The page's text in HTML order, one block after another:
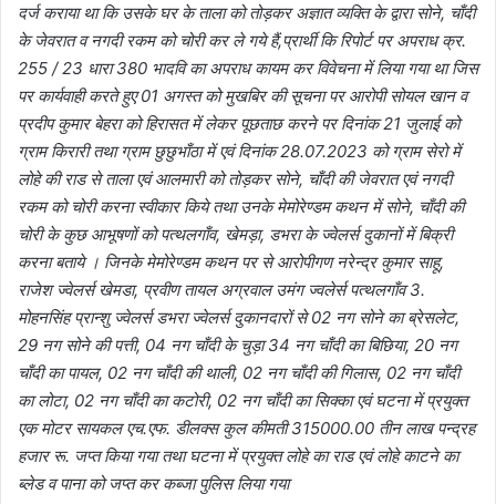
दर्ज कराया था कि उसके घर के ताला को तोड़कर अज्ञात व्यक्ति के द्वारा सोने, चाँदी
के जेवरात व नगदी रकम को चोरी कर ले गये हैं,प्रार्थी कि रिपोर्ट पर अपराध क्र.
255 / 23 धारा 380 भादवि का अपराध कायम कर विवेचना में लिया गया था जिस
पर कार्यवाही करते हुए 01 अगस्त को मुखबिर की सूचना पर आरोपी सोयल खान व
प्रदीप कुमार बेहरा को हिरासत में लेकर पूछताछ करने पर दिनांक 21 जुलाई को
ग्राम किरारी तथा ग्राम छुछुभाँठा में एवं दिनांक 28.07.2023 को ग्राम सेरो में
लोहे की राड से ताला एवं आलमारी को तोड़कर सोने, चाँदी की जेवरात एवं नगदी
रकम को चोरी करना स्वीकार किये तथा उनके मेमोरेण्डम कथन में सोने, चाँदी की
चोरी के कुछ आभूषणों को पत्थलगाँव, खेमड़ा, डभरा के ज्वेलर्स दुकानों में बिक्री
करना बताये । जिनके मेमोरेण्डम कथन पर से आरोपीगण नरेन्द्र कुमार साहू,
राजेश ज्वेलर्स खेमडा, प्रवीण तायल अग्रवाल उमंग ज्वलेर्स पत्थलगाँव 3.
मोहनसिंह प्रान्शु ज्वेलर्स डभरा ज्वेलर्स दुकानदारों से 02 नग सोने का ब्रेसलेट,
29 नग सोने की पत्ती, 04 नग चाँदी के चुड़ा 34 नग चाँदी का बिछिया, 20 नग
चाँदी का पायल, 02 नग चाँदी की थाली, 02 नग चाँदी की गिलास, 02 नग चाँदी
का लोटा, 02 नग चाँदी का कटोरी, 02 नग चाँदी का सिक्का एवं घटना में प्रयुक्त
एक मोटर सायकल एच.एफ. डीलक्स कुल कीमती 315000.00 तीन लाख पन्द्रह
हजार रू. जप्त किया गया तथा घटना में प्रयुक्त लोहे का राड एवं लोहे काटने का
ब्लेड व पाना को जप्त कर कब्जा पुलिस लिया गया